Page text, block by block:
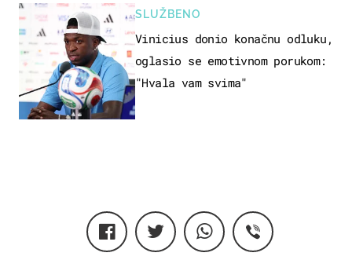
SLUŽBENO
Vinicius donio konačnu odluku,
oglasio se emotivnom porukom:
"Hvala vam svima"